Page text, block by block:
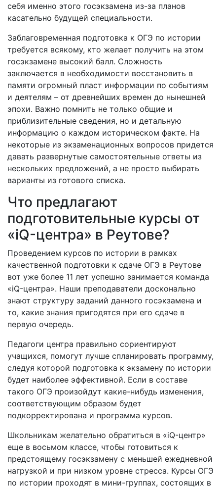
себя именно этого госэкзамена из-за планов
касательно будущей специальности.
Заблаговременная подготовка к ОГЭ по истории
требуется всякому, кто желает получить на этом
госэкзамене высокий балл. Сложность
заключается в необходимости восстановить в
памяти огромный пласт информации по событиям
и деятелям – от древнейших времен до нынешней
эпохи. Важно помнить не только общие и
приблизительные сведения, но и детальную
информацию о каждом историческом факте. На
некоторые из экзаменационных вопросов придется
давать развернутые самостоятельные ответы из
нескольких предложений, а не просто выбирать
варианты из готового списка.
Что предлагают
подготовительные курсы от
«iQ-центра» в Реутове?
Проведением курсов по истории в рамках
качественной подготовки к сдаче ОГЭ в Реутове
вот уже более 11 лет успешно занимается команда
«iQ-центра». Наши преподаватели досконально
знают структуру заданий данного госэкзамена и
то, какие знания пригодятся при его сдаче в
первую очередь.
Педагоги центра правильно сориентируют
учащихся, помогут лучше спланировать программу,
следуя которой подготовка к экзамену по истории
будет наиболее эффективной. Если в составе
такого ОГЭ произойдут какие-нибудь изменения,
соответствующим образом будет
подкорректирована и программа курсов.
Школьникам желательно обратиться в «iQ-центр»
еще в восьмом классе, чтобы готовиться к
предстоящему госэкзамену с меньшей ежедневной
нагрузкой и при низком уровне стресса. Курсы ОГЭ
по истории проходят в мини-группах, состоящих в